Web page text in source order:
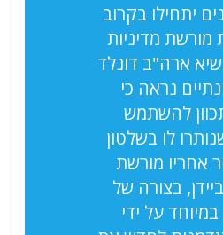
יתחילו בקרוב
מורשת מדיניות
ארה"ב דונלד
נראה כי
להשתמש
לו בשלטון
אחריו מורשת
בצורה של
על ידי